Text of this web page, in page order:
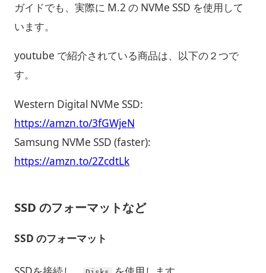
ガイドでも、実際に M.2 の NVMe SSD を使用して
います。
youtube で紹介されている商品は、以下の２つで
す。
Western Digital NVMe SSD:
https://amzn.to/3fGWjeN
Samsung NVMe SSD (faster):
https://amzn.to/2ZcdtLk
SSD のフォーマットなど
SSD のフォーマット